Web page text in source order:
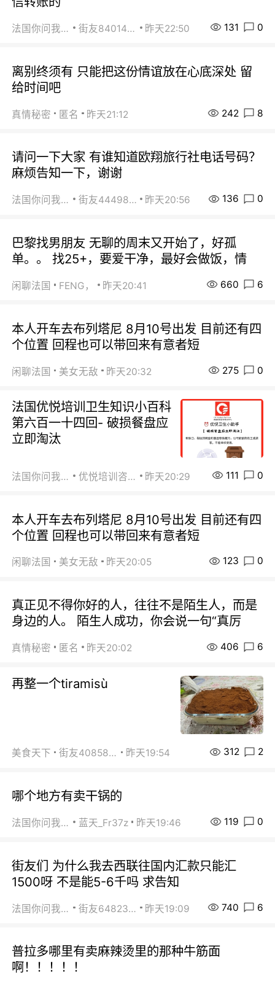
法国你问我答 街友84014588 昨天22:50 131 0
离别终须有 只能把这份情谊放在心底深处 留
给时间吧
真情秘密 匿名 昨天21:12 242 8
请问一下大家 有谁知道欧翔旅行社电话号码？
麻烦告知一下，谢谢
法国你问我答 街友44498484 昨天20:56 136 0
巴黎找男朋友 无聊的周末又开始了，好孤
单。。 找25+，要爱干净，最好会做饭，情
闲聊法国 FENG， 昨天20:41 660 6
本人开车去布列塔尼 8月10号出发 目前还有四
个位置 回程也可以带回来有意者短
闲聊法国 美女无敌 昨天20:32 275 0
法国优悦培训卫生知识小百科
第六百一十四回- 破损餐盘应
立即淘汰
法国你问我答 优悦培训咨询 昨天20:29 111 0
本人开车去布列塔尼 8月10号出发 目前还有四
个位置 回程也可以带回来有意者短
闲聊法国 美女无敌 昨天20:05 123 0
真正见不得你好的人，往往不是陌生人，而是
身边的人。 陌生人成功，你会说一句“真厉
真情秘密 匿名 昨天20:02 406 6
再整一个tiramisù
美食天下 街友40858442 昨天19:54 312 2
哪个地方有卖干锅的
法国你问我答 蓝天_Fr37z 昨天19:46 119 0
街友们 为什么我去西联往国内汇款只能汇
1500呀 不是能5-6千吗 求告知
法国你问我答 街友64823891 昨天19:09 740 6
普拉多哪里有卖麻辣烫里的那种牛筋面
啊！！！！！